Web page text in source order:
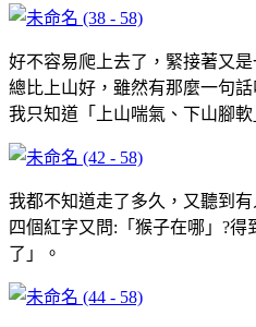
好不容易爬上去了，緊接著又
總比上山好，雖然有那麼一句
我只知道「上山喘氣、下山腳軟
我都不知道走了多久，又聽到
四個紅字又問:「猴子在哪」?得
了」。